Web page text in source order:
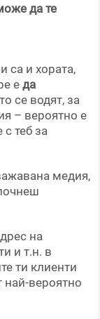
да те
са и хората,
еда
се водят, за
– вероятно е
теб за
медия,
на
и т.н. в
ти клиенти
най-вероятно